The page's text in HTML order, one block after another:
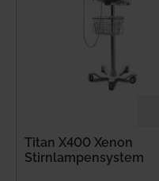
Titan X400 Xenon
Stirnlampensystem